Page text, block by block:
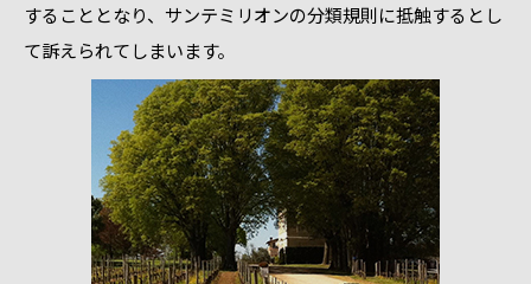
することとなり、サンテミリオンの分類規則に抵触するとし
て訴えられてしまいます。